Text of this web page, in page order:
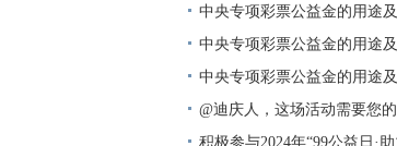
中央专项彩票公益金的用途
中央专项彩票公益金的用途
中央专项彩票公益金的用途
@迪庆人，这场活动需要您的
积极参与2024年“99公益日·